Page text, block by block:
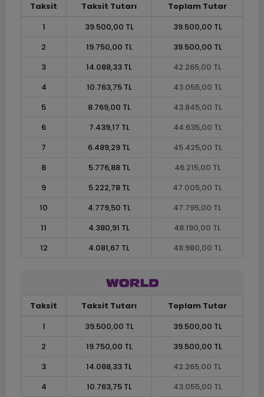
Taksit Taksit Tutarı
Toplam Tutar
1
39.500,00 TL
39.500,00 TL
2
19.750,00 TL
39.500,00 TL
3
14.088,33 TL
42.265,00 TL
4
10.763,75 TL
43.055,00 TL
5
8.769,00 TL
43.845,00 TL
6
7.439,17 TL
44.635,00 TL
7
6.489,29 TL
45.425,00 TL
8
5.776,88 TL
46.215,00 TL
9
5.222,78 TL
47.005,00 TL
10
4.779,50 TL
47.795,00 TL
11
4.380,91 TL
48.190,00 TL
12
4.081,67 TL 48.980,00 TL
Taksit Taksit Tutarı
Toplam Tutar
1
39.500,00 TL
39.500,00 TL
2
19.750,00 TL
39.500,00 TL
3
14.088,33 TL
42.265,00 TL
4
10.763,75 TL
43.055,00 TL